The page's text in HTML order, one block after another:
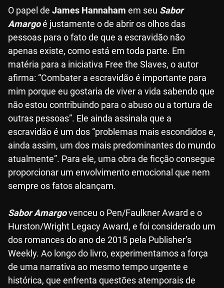
O papel de James Hannaham em seu Sabor
Amargoé justamente o de abrir os olhos das
pessoas para o fato de que a escravidão não
apenas existe, como está em toda parte. Em
matéria para a iniciativa Free the Slaves, o autor
afirma: “Combater a escravidão é importante para
mim porque eu gostaria de viver a vida sabendo que
não estou contribuindo para o abuso ou a tortura de
outras pessoas”. Ele ainda assinala que a
escravidão é um dos “problemas mais escondidos e,
ainda assim, um dos mais predominantes do mundo
atualmente”. Para ele, uma obra de ficção consegue
proporcionar um envolvimento emocional que nem
sempre os fatos alcançam.
Sabor Amargovenceu o Pen/Faulkner Award e o
Hurston/Wright Legacy Award, e foi considerado um
dos romances do ano de 2015 pela Publisher’s
Weekly. Ao longo do livro, experimentamos a força
de uma narrativa ao mesmo tempo urgente e
histórica, que enfrenta questões atemporais de